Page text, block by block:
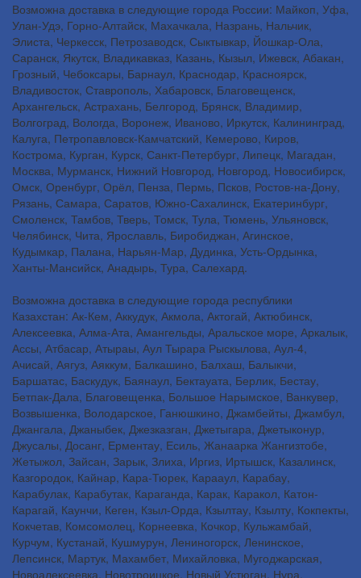
Возможна доставка в следующие города России: Майкоп, Уфа,
Улан-Удэ, Горно-Алтайск, Махачкала, Назрань, Нальчик,
Элиста, Черкесск, Петрозаводск, Сыктывкар, Йошкар-Ола,
Саранск, Якутск, Владикавказ, Казань, Кызыл, Ижевск, Абакан,
Грозный, Чебоксары, Барнаул, Краснодар, Красноярск,
Владивосток, Ставрополь, Хабаровск, Благовещенск,
Архангельск, Астрахань, Белгород, Брянск, Владимир,
Волгоград, Вологда, Воронеж, Иваново, Иркутск, Калининград,
Калуга, Петропавловск-Камчатский, Кемерово, Киров,
Кострома, Курган, Курск, Санкт-Петербург, Липецк, Магадан,
Москва, Мурманск, Нижний Новгород, Новгород, Новосибирск,
Омск, Оренбург, Орёл, Пенза, Пермь, Псков, Ростов-на-Дону,
Рязань, Самара, Саратов, Южно-Сахалинск, Екатеринбург,
Смоленск, Тамбов, Тверь, Томск, Тула, Тюмень, Ульяновск,
Челябинск, Чита, Ярославль, Биробиджан, Агинское,
Кудымкар, Палана, Нарьян-Мар, Дудинка, Усть-Ордынка,
Ханты-Мансийск, Анадырь, Тура, Салехард.
Возможна доставка в следующие города республики
Казахстан: Ак-Кем, Аккудук, Акмола, Актогай, Актюбинск,
Алексеевка, Алма-Ата, Амангельды, Аральское море, Аркалык,
Ассы, Атбасар, Атыраы, Аул Тырара Рыскылова, Аул-4,
Ачисай, Аягуз, Аяккум, Балкашино, Балхаш, Балыкчи,
Баршатас, Баскудук, Баянаул, Бектауата, Берлик, Бестау,
Бетпак-Дала, Благовещенка, Большое Нарымское, Ванкувер,
Возвышенка, Володарское, Ганюшкино, Джамбейты, Джамбул,
Джангала, Джаныбек, Джезказган, Джетыгара, Джетыконур,
Джусалы, Досанг, Ерментау, Есиль, Жанаарка Жангизтобе,
Жетыжол, Зайсан, Зарык, Злиха, Иргиз, Иртышск, Казалинск,
Казгородок, Кайнар, Кара-Тюрек, Карааул, Карабау,
Карабулак, Карабутак, Караганда, Карак, Каракол, Катон-
Карагай, Каунчи, Кеген, Кзыл-Орда, Кзылтау, Кзылту, Кокпекты,
Кокчетав, Комсомолец, Корнеевка, Кочкор, Кульжамбай,
Курчум, Кустанай, Кушмурун, Лениногорск, Ленинское,
Лепсинск, Мартук, Махамбет, Михайловка, Мугоджарская,
Новоалексеевка, Новотроицкое, Новый Устюган, Нура,